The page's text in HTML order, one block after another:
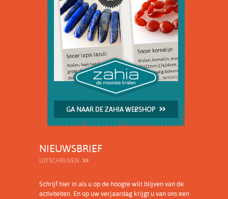
NIEUWSBRIEF
UITSCHRIJVEN
Schrijf hier in als u op de hoogte wilt blijven van de
activiteiten. En op uw verjaardag krijgt u van ons een